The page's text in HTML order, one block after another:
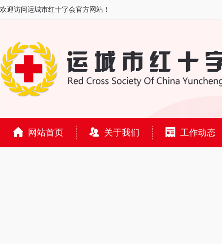
欢迎访问运城市红十字会官方网站！
网站首页 关于我们 工作动态